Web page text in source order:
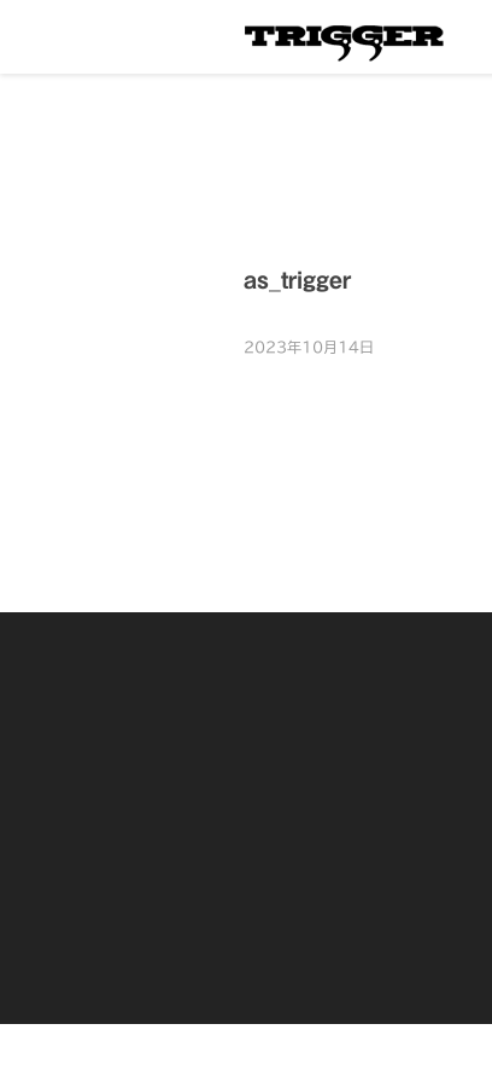
as_trigger
2023年10月14日